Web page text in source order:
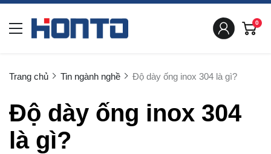
0
Trang chủ Tin ngành nghề Độ dày ống inox 304 là gì?
Độ dày ống inox 304
là gì?